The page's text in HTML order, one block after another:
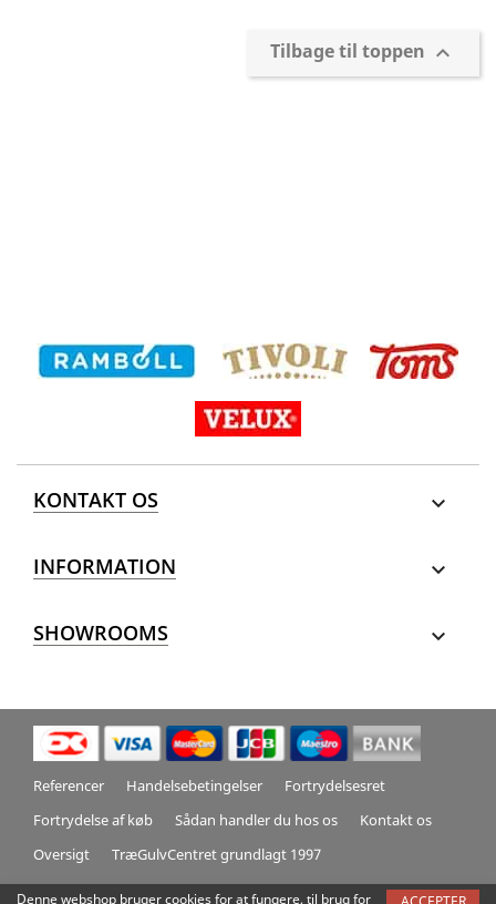
Denne webshop bruger cookies for at fungere, til brug for
Tilbage til toppen 
KONTAKT OS 
INFORMATION 
SHOWROOMS 
Referencer Handelsebetingelser
Fortrydelsesret
Fortrydelse af køb
Sådan handler du hos os
Kontakt os
Oversigt
TræGulvCentret grundlagt 1997